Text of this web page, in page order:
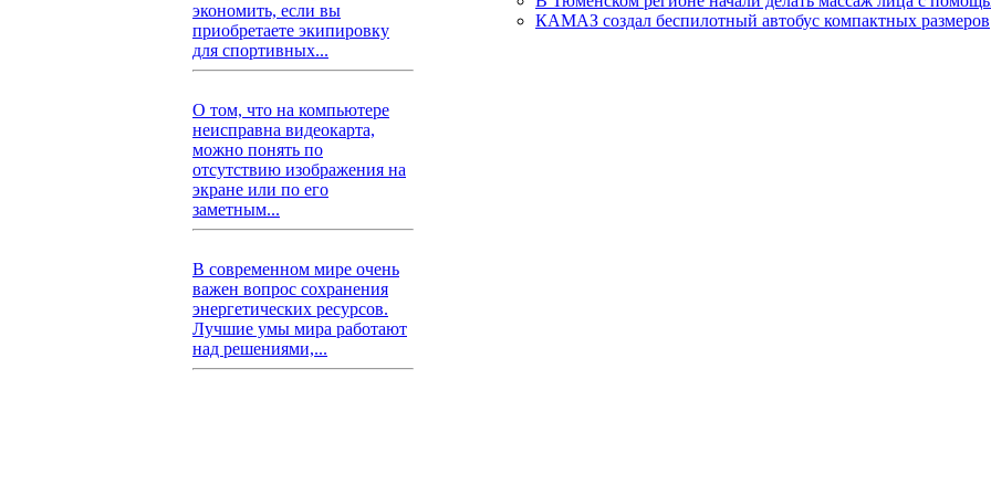
экономить, если вы
приобретаете экипировку
для спортивных...
О том, что на компьютере
неисправна видеокарта,
можно понять по
отсутствию изображения на
экране или по его
заметным...
В современном мире очень
важен вопрос сохранения
энергетических ресурсов.
Лучшие умы мира работают
над решениями,...
КАМАЗ создал беспилотный автобус компактных размеров